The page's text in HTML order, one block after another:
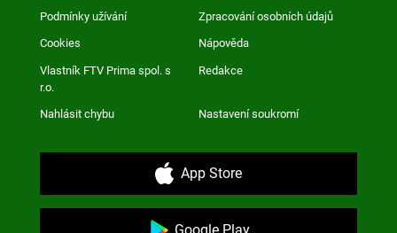
Podmínky užívání Zpracování osobních údajů
Cookies Nápověda
Vlastník FTV Prima spol. s
r.o.
Redakce
Nahlásit chybu Nastavení soukromí
App Store